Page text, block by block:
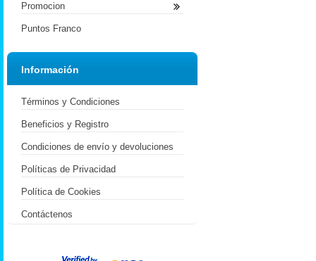
Promocion
Puntos Franco
Información
Términos y Condiciones
Beneficios y Registro
Condiciones de envío y devoluciones
Políticas de Privacidad
Política de Cookies
Contáctenos